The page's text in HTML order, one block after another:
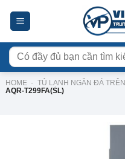
Tìm
kiếm:
HOME - TỦ LẠNH NGĂN ĐÁ TRÊN
AQR-T299FA(SL)